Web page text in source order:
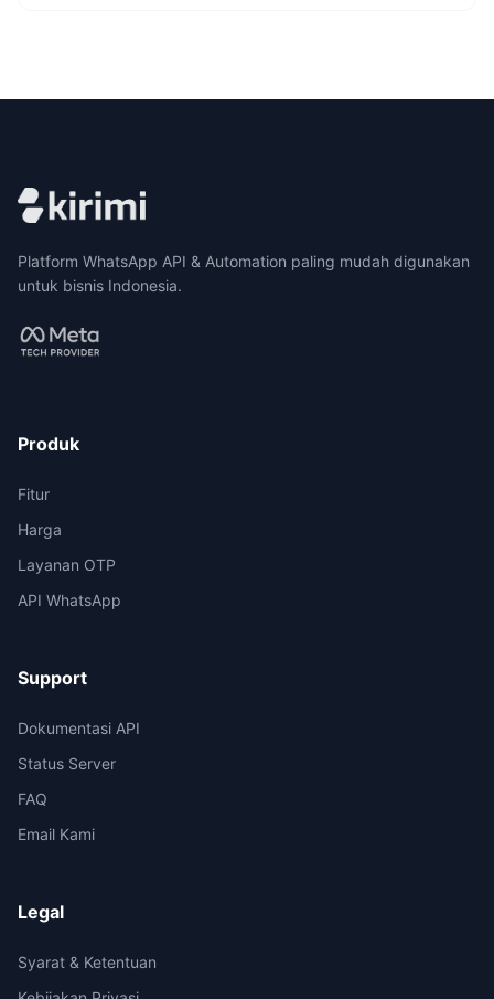
Platform WhatsApp API & Automation paling mudah digunakan
untuk bisnis Indonesia.
Produk
Fitur
Harga
Layanan OTP
API WhatsApp
Support
Dokumentasi API
Status Server
FAQ
Email Kami
Legal
Syarat & Ketentuan